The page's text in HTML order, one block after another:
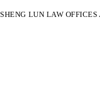
LUN LAW